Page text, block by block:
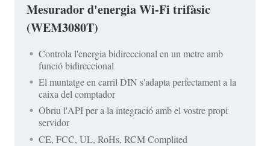
Mesurador d'energia Wi-Fi trifàsic
(WEM3080T)
Controla l'energia bidireccional en un metre amb
funció bidireccional
El muntatge en carril DIN s'adapta perfectament a la
caixa del comptador
Obriu l'API per a la integració amb el vostre propi
servidor
CE, FCC, UL, RoHs, RCM Complited